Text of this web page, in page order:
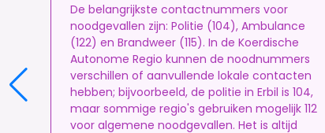
De belangrijkste contactnummers voor
noodgevallen zijn: Politie (104), Ambulance
(122) en Brandweer (115). In de Koerdische
Autonome Regio kunnen de noodnummers
verschillen of aanvullende lokale contacten
hebben; bijvoorbeeld, de politie in Erbil is 104,
maar sommige regio's gebruiken mogelijk 112
voor algemene noodgevallen. Het is altijd